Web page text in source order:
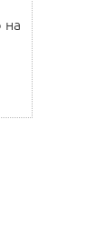
на